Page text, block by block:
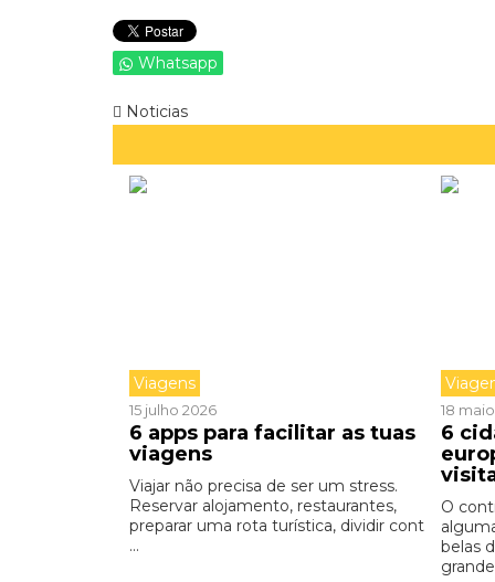
Whatsapp
Noticias
Viagens
15 julho 2026
6 apps para facilitar as tuas
viagens
Viajar não precisa de ser um stress.
Reservar alojamento, restaurantes,
preparar uma rota turística, dividir cont
...
18
6
O
belas